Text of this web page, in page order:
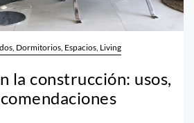
Dormitorios, Espacios, Living
la construcción: usos,